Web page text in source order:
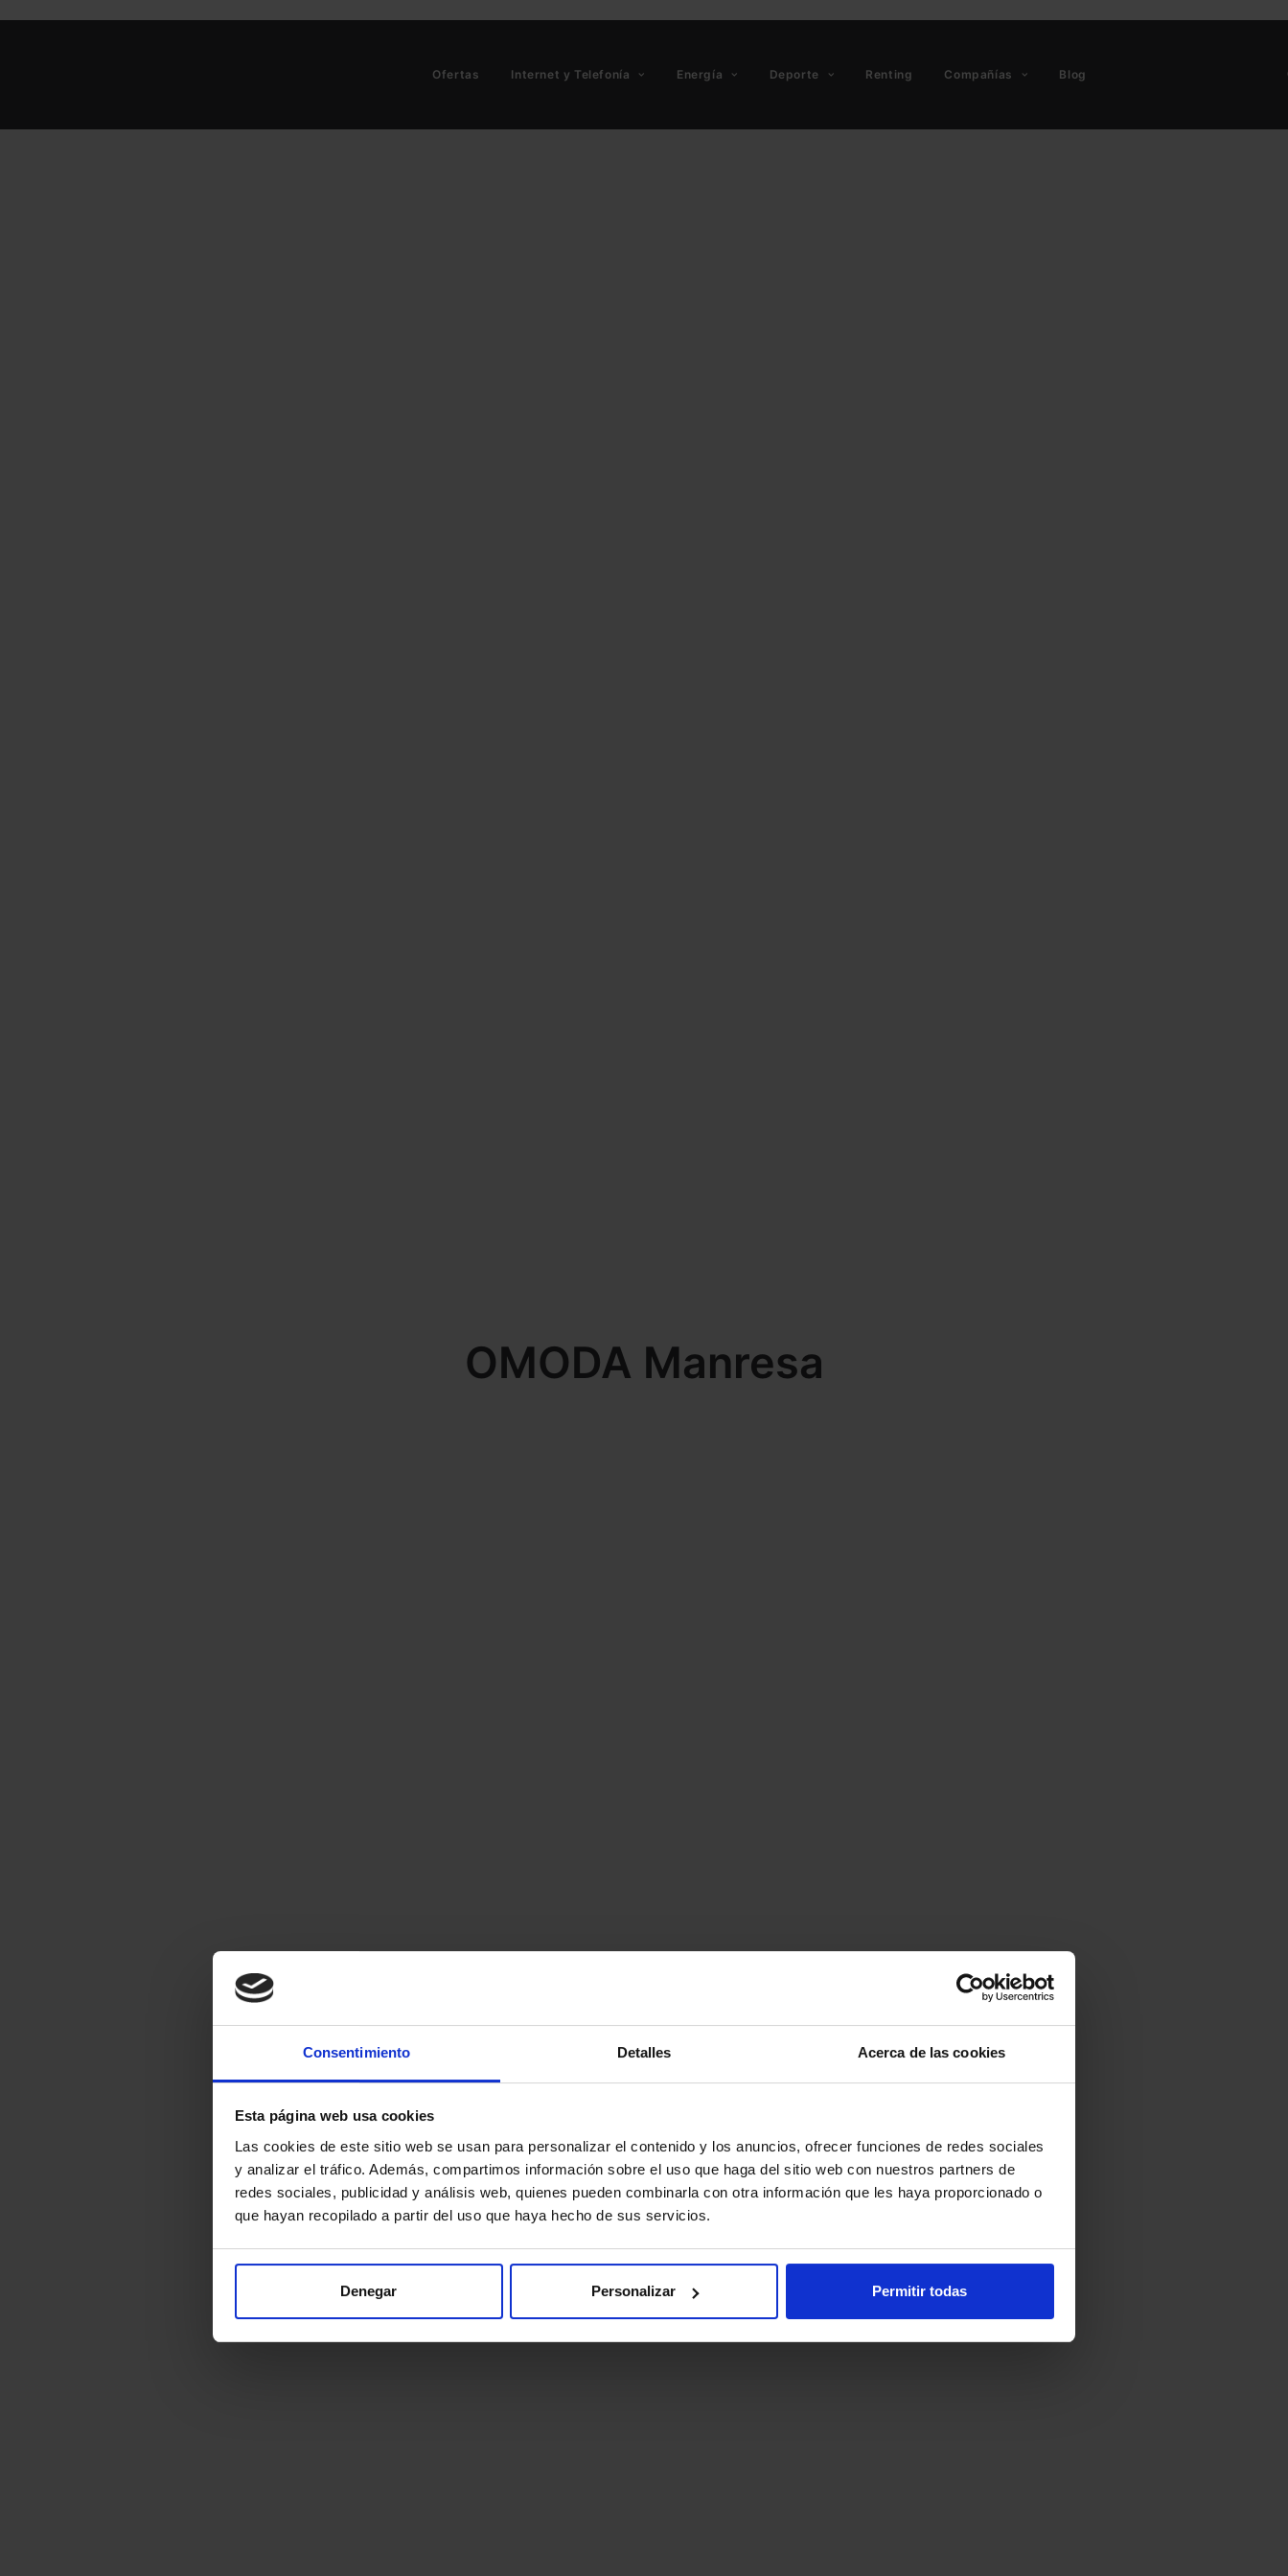
Consentimiento Detalles Acerca de las cookies
Esta página web usa cookies
Las cookies de este sitio web se usan para personalizar el contenido y los anuncios, ofrecer funciones de redes sociales
y analizar el tráfico. Además, compartimos información sobre el uso que haga del sitio web con nuestros partners de
redes sociales, publicidad y análisis web, quienes pueden combinarla con otra información que les haya proporcionado o
que hayan recopilado a partir del uso que haya hecho de sus servicios.
Denegar Personalizar Permitir todas
Ofertas Internet y Telefonía Energía Deporte Renting Compañías Blog
OMODA Manresa